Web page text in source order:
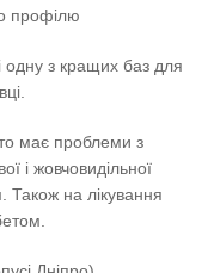
профілю
з кращих баз для
має проблеми з
і жовчовидільної
на лікування